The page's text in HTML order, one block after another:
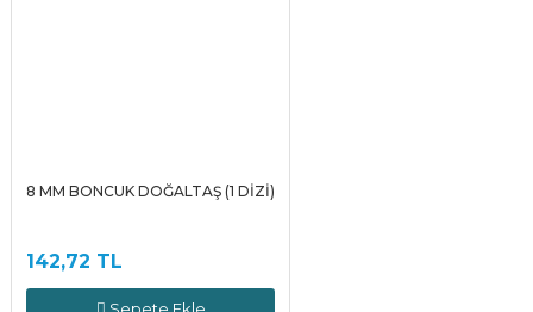
8 MM BONCUK DOĞALTAŞ (1 DİZİ)
142,72 TL